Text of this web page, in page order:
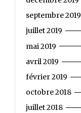
septembre 2019
juillet 2019
mai 2019
avril 2019
février 2019
octobre 2018
juillet 2018